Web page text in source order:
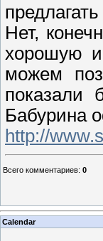
Нет,
хорошую
можем
показали
Бабурина
http://
Всего комментариев: 0
Calendar